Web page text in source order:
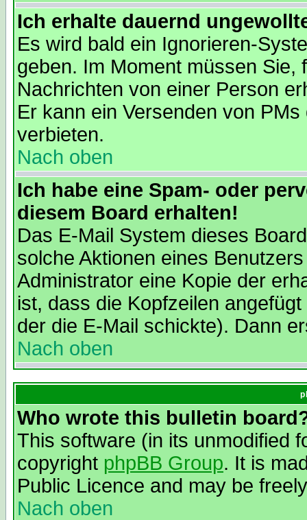
Ich erhalte dauernd
Es wird bald ein Ignorieren-
geben. Im Moment müssen
Nachrichten von einer Person
Er kann ein Versenden von
verbieten.
Nach oben
Ich habe eine Spam- oder
diesem Board erhalten!
Das E-Mail System dieses
solche Aktionen eines
Administrator eine Kopie der
ist, dass die Kopfzeilen
der die E-Mail schickte). Dann
Nach oben
Who wrote this bulletin
This software (in its unmodified
copyright phpBB Group. It is
Public Licence and may be
Nach oben